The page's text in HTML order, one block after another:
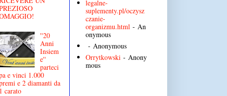
''20
Anni
Insiem
e''
parteci
e vinci 1.000
e 2 diamanti da
1 carato
legalne-
suplementy.pl/oczysz
czanie-
organizmu.html - An
onymous
- Anonymous
Orrytkowski - Anony
mous